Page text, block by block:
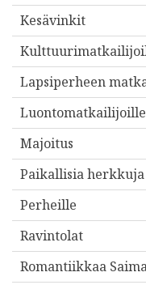
Kesävinkit
Lapsiperheen
Luontomatkailijoille
Majoitus
Paikallisia herkkuja
Perheille
Ravintolat
Romantiikkaa